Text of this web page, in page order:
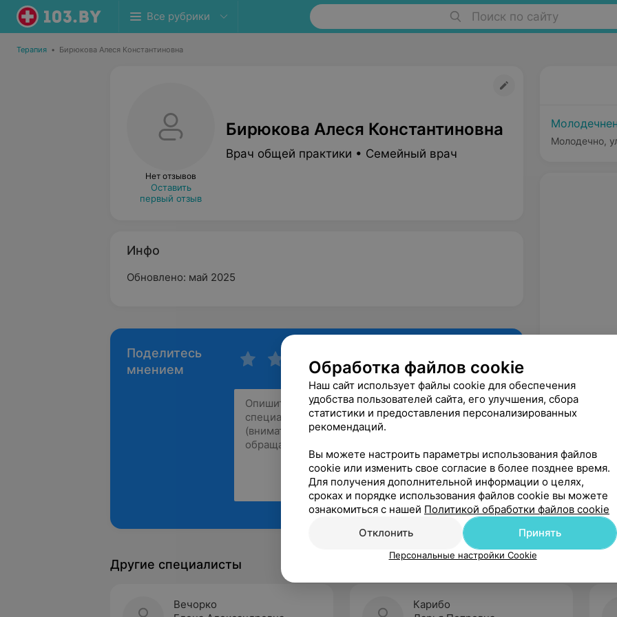
Все рубрики Поиск по сайту
Терапия • Бирюкова Алеся Константиновна
Нет отзывов
Оставить
первый отзыв
Бирюкова Алеся Константиновна
Врач общей практики • Семейный врач
Инфо
Обновлено: май 2025
Поделитесь
мнением
Рекомендую
Молодечно,
Другие специалисты
Вечорко
Карибо
Обработка файлов cookie
Наш сайт использует файлы cookie для обеспечения
удобства пользователей сайта, его улучшения, сбора
статистики и предоставления персонализированных
рекомендаций.
Вы можете настроить параметры использования файлов
cookie или изменить свое согласие в более позднее время.
Для получения дополнительной информации о целях,
сроках и порядке использования файлов cookie вы можете
ознакомиться с нашей Политикой обработки файлов cookie
Отклонить
Принять
Персональные настройки Cookie